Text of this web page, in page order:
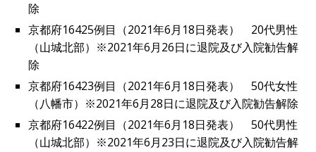
除
京都府16425例目（2021年6月18日発表） 20代男性
（山城北部）※2021年6月26日に退院及び入院勧告解
除
京都府16423例目（2021年6月18日発表） 50代女性
（八幡市）※2021年6月28日に退院及び入院勧告解除
京都府16422例目（2021年6月18日発表） 50代男性
（山城北部）※2021年6月23日に退院及び入院勧告解